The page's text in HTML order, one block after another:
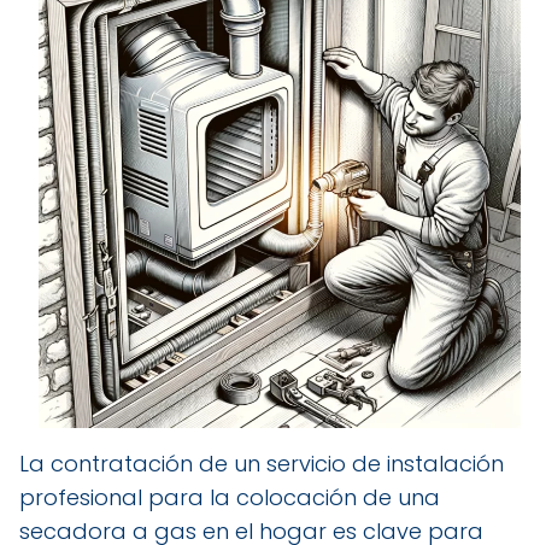
La contratación de un servicio de instalación
profesional para la colocación de una
secadora a gas en el hogar es clave para